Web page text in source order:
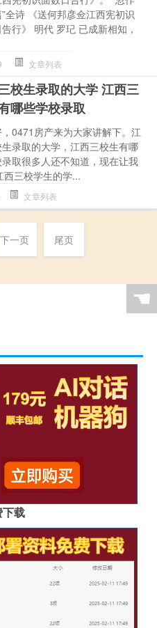
全诗 《送何邦彦佥江西宪初识
行》 明代 罗玘 已成新相知，
文章列表
校生录取的大学 江西三
哪些学校录取
0471房产来为大家讲解下。江
录取的大学，江西三校生有哪
取很多人还不知道，现在让我
三校学生的学...
文章列表
下一页 尾页
☚
载